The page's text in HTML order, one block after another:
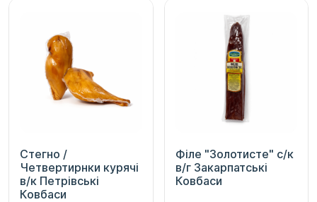
Стегно /
Четвертирнки курячі
в/к Петрівські
Ковбаси
Філе "Золотисте" с/к
в/г Закарпатські
Ковбаси